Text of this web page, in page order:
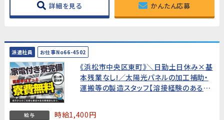
詳細を見る かんたん応募
派遣社員 お仕事No66-4502
《浜松市中央区東町》＼日勤土日休み×基
本残業なし!／太陽光パネルの加工補助・
運搬等の製造スタッフ【溶接経験のある
給与 時給1,400円